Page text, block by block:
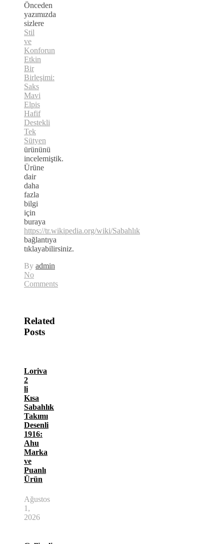
Önceden
yazımızda
sizlere
Stil
ve
Konforun
Etkin
Bir
Birleşimi:
Saks
Mavi
Elpis
Hafif
Destekli
Tek
Sütyen
ürününü
incelemiştik.
Ürüne
dair
daha
fazla
bilgi
için
buraya
https://tr.wikipedia.org/wiki/Sabahlık
bağlantıya
tıklayabilirsiniz.
By admin
No
Comments
Related
Posts
Loriva
2
li
Kısa
Sabahlık
Takımı
Desenli
1916:
Ahu
Marka
ve
Puanlı
Ürün
Ağustos
1,
2026